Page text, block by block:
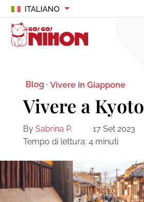
ITALIANO
Blog · Vivere in Giappone
Vivere a Kyoto
By Sabrina P.
17 Set 2023
Tempo di lettura: 4 minuti